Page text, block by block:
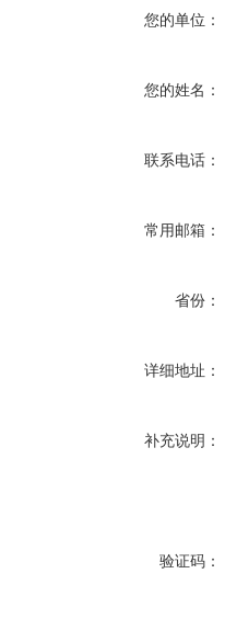
您的单位：
您的姓名：
联系电话：
常用邮箱：
省份：
详细地址：
补充说明：
验证码：